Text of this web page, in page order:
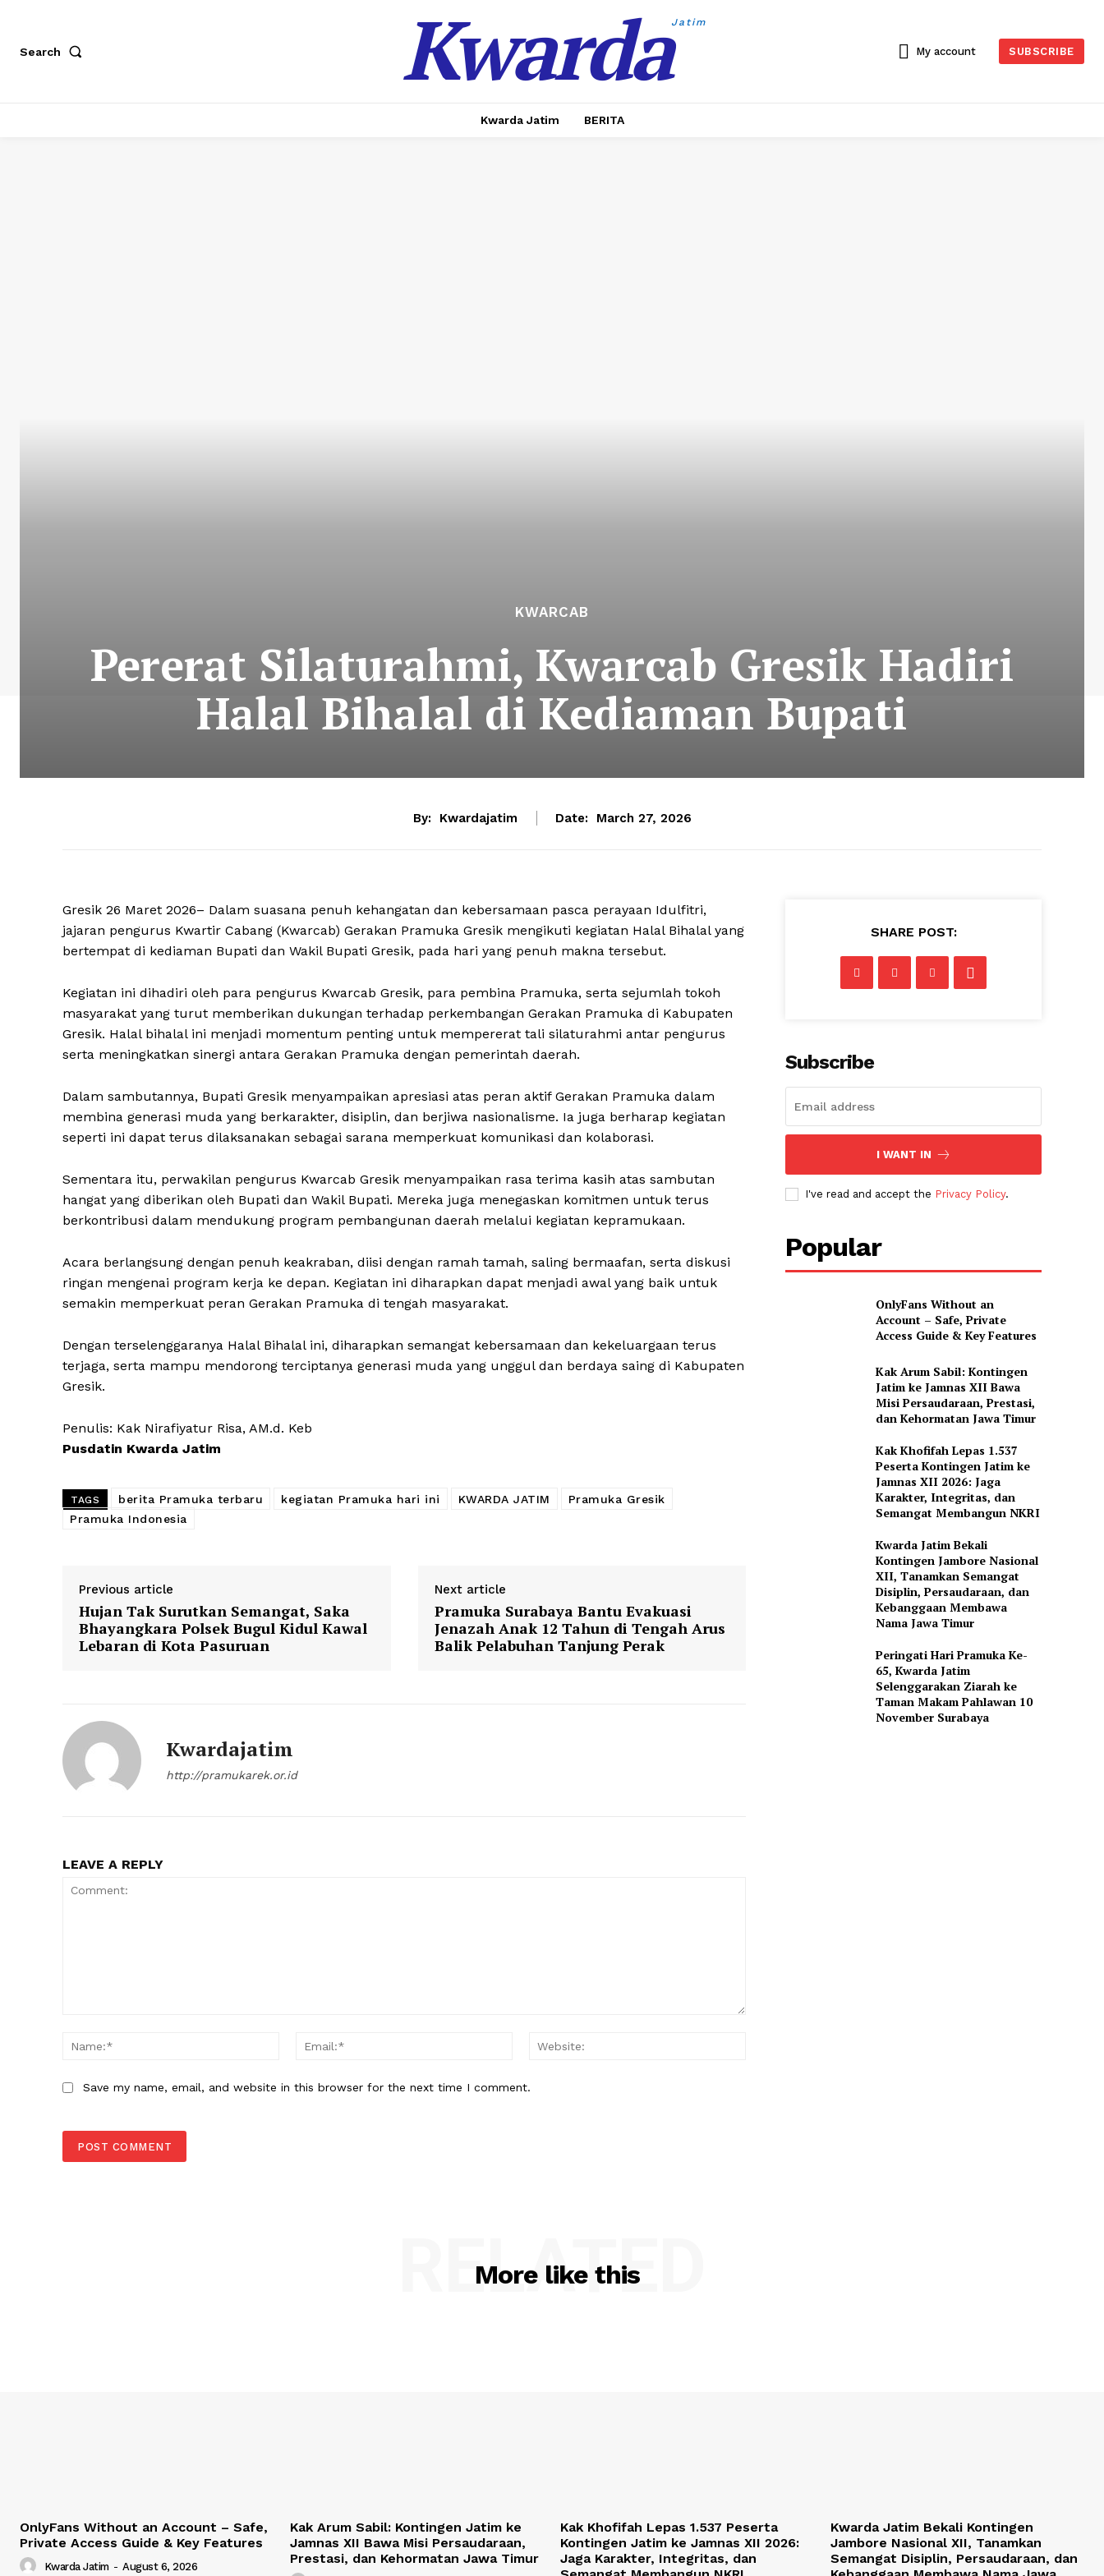
Search KwardaJatim
My account SUBSCRIBE
Kwarda Jatim BERITA
KWARCAB
Pererat Silaturahmi, Kwarcab Gresik Hadiri
Halal Bihalal di Kediaman Bupati
By: Kwardajatim Date: March 27, 2026
Gresik 26 Maret 2026– Dalam suasana penuh kehangatan dan kebersamaan pasca perayaan Idulfitri,
jajaran pengurus Kwartir Cabang (Kwarcab) Gerakan Pramuka Gresik mengikuti kegiatan Halal Bihalal yang
bertempat di kediaman Bupati dan Wakil Bupati Gresik, pada hari yang penuh makna tersebut.
Kegiatan ini dihadiri oleh para pengurus Kwarcab Gresik, para pembina Pramuka, serta sejumlah tokoh
masyarakat yang turut memberikan dukungan terhadap perkembangan Gerakan Pramuka di Kabupaten
Gresik. Halal bihalal ini menjadi momentum penting untuk mempererat tali silaturahmi antar pengurus
serta meningkatkan sinergi antara Gerakan Pramuka dengan pemerintah daerah.
Dalam sambutannya, Bupati Gresik menyampaikan apresiasi atas peran aktif Gerakan Pramuka dalam
membina generasi muda yang berkarakter, disiplin, dan berjiwa nasionalisme. Ia juga berharap kegiatan
seperti ini dapat terus dilaksanakan sebagai sarana memperkuat komunikasi dan kolaborasi.
Sementara itu, perwakilan pengurus Kwarcab Gresik menyampaikan rasa terima kasih atas sambutan
hangat yang diberikan oleh Bupati dan Wakil Bupati. Mereka juga menegaskan komitmen untuk terus
berkontribusi dalam mendukung program pembangunan daerah melalui kegiatan kepramukaan.
Acara berlangsung dengan penuh keakraban, diisi dengan ramah tamah, saling bermaafan, serta diskusi
ringan mengenai program kerja ke depan. Kegiatan ini diharapkan dapat menjadi awal yang baik untuk
semakin memperkuat peran Gerakan Pramuka di tengah masyarakat.
Dengan terselenggaranya Halal Bihalal ini, diharapkan semangat kebersamaan dan kekeluargaan terus
terjaga, serta mampu mendorong terciptanya generasi muda yang unggul dan berdaya saing di Kabupaten
Gresik.
Penulis: Kak Nirafiyatur Risa, AM.d. Keb
Pusdatin Kwarda Jatim
TAGS berita Pramuka terbaru kegiatan Pramuka hari ini KWARDA JATIM
Pramuka Gresik
Pramuka Indonesia
Previous article
Hujan Tak Surutkan Semangat, Saka
Bhayangkara Polsek Bugul Kidul Kawal
Lebaran di Kota Pasuruan
Next article
Pramuka Surabaya Bantu Evakuasi
Jenazah Anak 12 Tahun di Tengah Arus
Balik Pelabuhan Tanjung Perak
Kwardajatim
http://pramukarek.or.id
LEAVE A REPLY
Name:*
Email:*
Save my name, email, and website in this browser for the next time I comment.
SHARE POST:
Subscribe
I WANT IN
I've read and accept the Privacy Policy.
Popular
OnlyFans Without an
Account – Safe, Private
Access Guide & Key Features
Kak Arum Sabil: Kontingen
Jatim ke Jamnas XII Bawa
Misi Persaudaraan, Prestasi,
dan Kehormatan Jawa Timur
Kak Khofifah Lepas 1.537
Peserta Kontingen Jatim ke
Jamnas XII 2026: Jaga
Karakter, Integritas, dan
Semangat Membangun NKRI
Kwarda Jatim Bekali
Kontingen Jambore Nasional
XII, Tanamkan Semangat
Disiplin, Persaudaraan, dan
Kebanggaan Membawa
Nama Jawa Timur
Peringati Hari Pramuka Ke-
65, Kwarda Jatim
Selenggarakan Ziarah ke
Taman Makam Pahlawan 10
November Surabaya
More like this
RELATED
OnlyFans Without an Account – Safe,
Private Access Guide & Key Features
Kwarda Jatim - August 6, 2026
Kak Arum Sabil: Kontingen Jatim ke
Jamnas XII Bawa Misi Persaudaraan,
Prestasi, dan Kehormatan Jawa Timur
Kak Khofifah Lepas 1.537 Peserta
Kontingen Jatim ke Jamnas XII 2026:
Jaga Karakter, Integritas, dan
Kwarda Jatim Bekali Kontingen
Jambore Nasional XII, Tanamkan
Semangat Disiplin, Persaudaraan, dan